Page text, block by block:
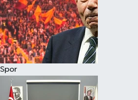
Spor
Magazin